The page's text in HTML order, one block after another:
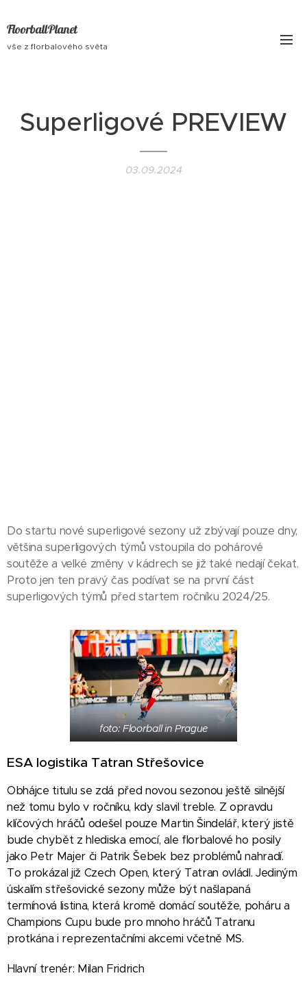
FloorballPlanet
vše z florbalového světa
Superligové PREVIEW
03.09.2024
Do startu nové superligové sezony už zbývají pouze dny,
většina superligových týmů vstoupila do pohárové
soutěže a velké změny v kádrech se již také nedají čekat.
Proto jen ten pravý čas podívat se na první část
superligových týmů před startem ročníku 2024/25.
foto: Floorball in Prague
ESA logistika Tatran Střešovice
Obhájce titulu se zdá před novou sezonou ještě silnější
než tomu bylo v ročníku, kdy slavil treble. Z opravdu
klíčových hráčů odešel pouze Martin Šindelář, který jistě
bude chybět z hlediska emocí, ale florbalové ho posily
jako Petr Majer či Patrik Šebek bez problémů nahradí.
To prokázal již Czech Open, který Tatran ovládl. Jediným
úskalím střešovické sezony může být našlapaná
termínová listina, která kromě domácí soutěže, poháru a
Champions Cupu bude pro mnoho hráčů Tatranu
protkána i reprezentačními akcemi včetně MS.
Hlavní trenér: Milan Fridrich